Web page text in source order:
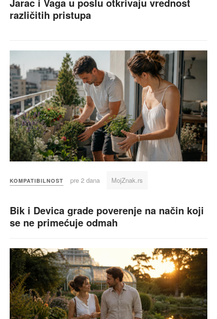
različitih pristupa
KOMPATIBILNOST pre 2 dana MojZnak.rs
Bik i Devica grade poverenje na način koji
se ne primećuje odmah